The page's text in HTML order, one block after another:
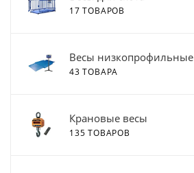
17 ТОВАРОВ
Весы низкопрофильные
43 ТОВАРА
Крановые весы
135 ТОВАРОВ